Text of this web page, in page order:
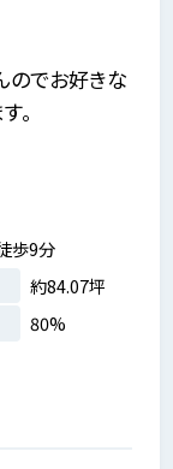
のでお好きな
。
歩9分
約84.07坪
80%